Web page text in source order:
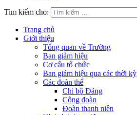
Tìm kiếm cho:
Trang chủ
Giới thiệu
Tổng quan về Trường
Ban giám hiệu
Cơ cấu tổ chức
Ban giám hiệu qua các thời kỳ
Các đoàn thể
Chi bộ Đảng
Công đoàn
Đoàn thanh niên